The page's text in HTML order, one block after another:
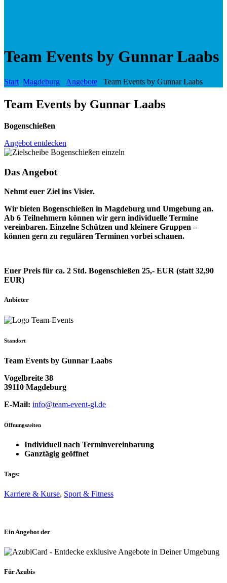
Team Events by Gunnar Laabs
Start Magdeburg Angebote Team Events by Gunnar Laabs
Team Events by Gunnar Laabs
Bogenschießen
Angebot entdecken
Das Angebot
Nehmt euer Ziel ins Visier.
Wir bieten Bogenschießen in Magdeburg und Umgebung an.
Ab 6 Teilnehmern können wir gern individuelle Termine
vereinbaren. Einzelne Schützen und kleinere Gruppen –
können gern zu regulären Terminen vorbei schauen.
Euer Preis für ca. 2 Std. Bogenschießen 25,- EUR (statt 32,90
EUR)
Anbieter
Standort
Team Events by Gunnar Laabs
Vogelbreite 38
39110 Magdeburg
E-Mail: info@team-event-gl.de
Öffnungszeiten
Individuell nach Terminvereinbarung
Ganztägig geöffnet
Tags:
Karriere & Kurse, Sport & Fitness
Ein Angebot der
Für Azubis